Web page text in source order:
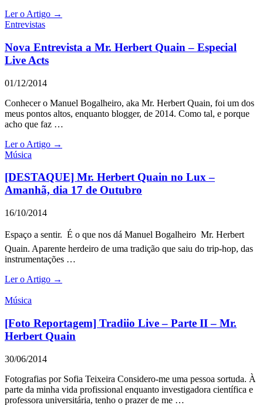
Ler o Artigo →
Entrevistas
Nova Entrevista a Mr. Herbert Quain – Especial
Live Acts
01/12/2014
Conhecer o Manuel Bogalheiro, aka Mr. Herbert Quain, foi um dos
meus pontos altos, enquanto blogger, de 2014. Como tal, e porque
acho que faz …
Ler o Artigo →
Música
[DESTAQUE] Mr. Herbert Quain no Lux –
Amanhã, dia 17 de Outubro
16/10/2014
Espaço a sentir. É o que nos dá Manuel Bogalheiro  Mr. Herbert
Quain. Aparente herdeiro de uma tradição que saiu do trip-hop, das
instrumentações …
Ler o Artigo →
Música
[Foto Reportagem] Tradiio Live – Parte II – Mr.
Herbert Quain
30/06/2014
Fotografias por Sofia Teixeira Considero-me uma pessoa sortuda. À
parte da minha vida profissional enquanto investigadora científica e
professora universitária, tenho o prazer de me …